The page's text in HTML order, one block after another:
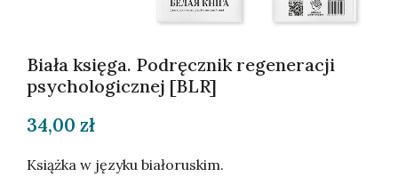
Biała księga. Podręcznik regeneracji
psychologicznej [BLR]
34,00 zł
Książka w języku białoruskim.